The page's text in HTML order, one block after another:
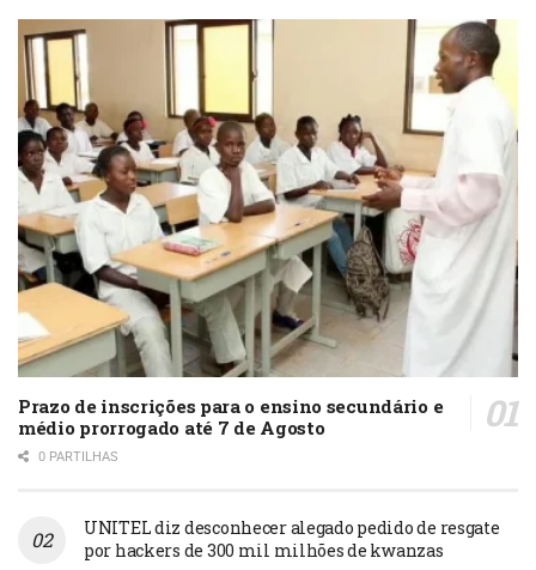
Prazo de inscrições para o ensino secundário e
médio prorrogado até 7 de Agosto
0 PARTILHAS
UNITEL diz desconhecer alegado pedido de resgate
por hackers de 300 mil milhões de kwanzas